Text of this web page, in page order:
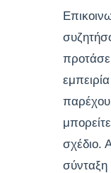
σχέδιο.
σύνταξη